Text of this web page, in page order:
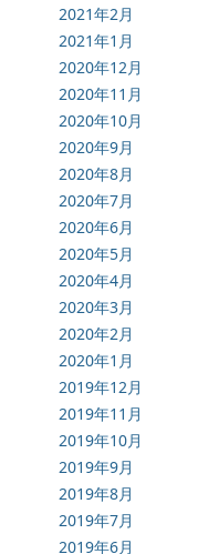
2021年2月
2021年1月
2020年12月
2020年11月
2020年10月
2020年9月
2020年8月
2020年7月
2020年6月
2020年5月
2020年4月
2020年3月
2020年2月
2020年1月
2019年12月
2019年11月
2019年10月
2019年9月
2019年8月
2019年7月
2019年6月